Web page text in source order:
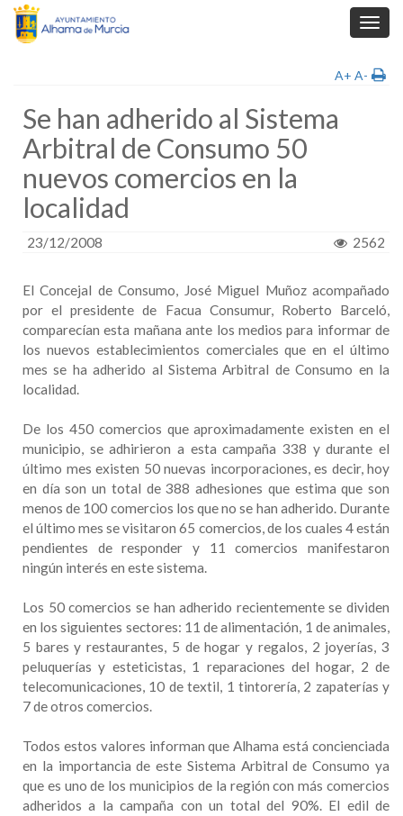
A+ A-
Se han adherido al Sistema
Arbitral de Consumo 50
nuevos comercios en la
localidad
23/12/2008 2562
El Concejal de Consumo, José Miguel Muñoz acompañado
por el presidente de Facua Consumur, Roberto Barceló,
comparecían esta mañana ante los medios para informar de
los nuevos establecimientos comerciales que en el último
mes se ha adherido al Sistema Arbitral de Consumo en la
localidad.
De los 450 comercios que aproximadamente existen en el
municipio, se adhirieron a esta campaña 338 y durante el
último mes existen 50 nuevas incorporaciones, es decir, hoy
en día son un total de 388 adhesiones que estima que son
menos de 100 comercios los que no se han adherido. Durante
el último mes se visitaron 65 comercios, de los cuales 4 están
pendientes de responder y 11 comercios manifestaron
ningún interés en este sistema.
Los 50 comercios se han adherido recientemente se dividen
en los siguientes sectores: 11 de alimentación, 1 de animales,
5 bares y restaurantes, 5 de hogar y regalos, 2 joyerías, 3
peluquerías y esteticistas, 1 reparaciones del hogar, 2 de
telecomunicaciones, 10 de textil, 1 tintorería, 2 zapaterías y
7 de otros comercios.
Todos estos valores informan que Alhama está concienciada
en la importancia de este Sistema Arbitral de Consumo ya
que es uno de los municipios de la región con más comercios
adheridos a la campaña con un total del 90%. El edil de